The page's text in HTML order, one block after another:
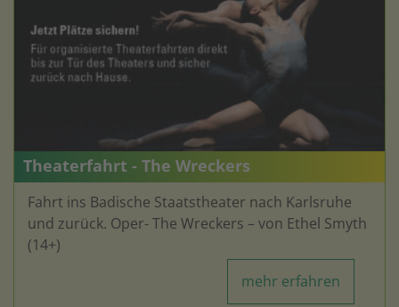
Theaterfahrt - The Wreckers
Fahrt ins Badische Staatstheater nach Karlsruhe
und zurück. Oper- The Wreckers – von Ethel Smyth
(14+)
mehr erfahren